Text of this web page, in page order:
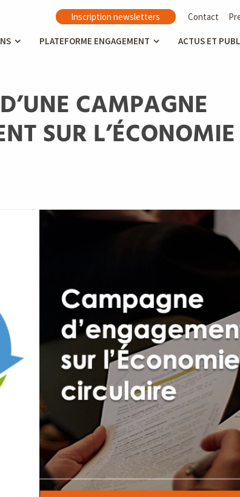
Inscription newsletters Contact
PLATEFORME ENGAGEMENT ACTUS ET
CAMPAGNE
SUR L’ÉCONOMIE